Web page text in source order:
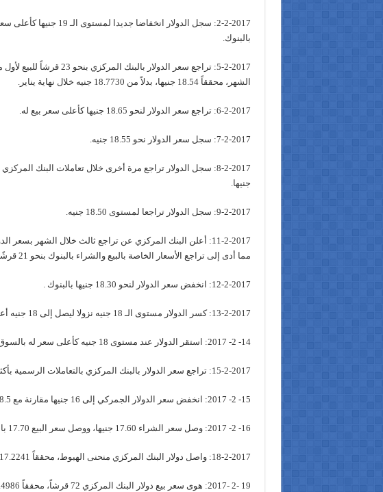
2-2-2017: سجل الدولار انخفاضا جديدا لمستوى الـ
بالبنوك.
5-2-2017: تراجع سعر الدولار بالبنك المركزي بنحو
الشهر، محققاً 18.54 جنيها، بدلاً من 18.7730 جنيه خلال نهاية يناير.
6-2-2017: تراجع سعر الدولار لنحو 18.65 جنيها كأعلى سعر بيع له.
7-2-2017: سجل سعر الدولار نحو 18.55 جنيه.
جنيها.
9-2-2017: سجل الدولار تراجعا لمستوى 18.50 جنيه.
مما أدى إلى تراجع الأسعار الخاصة بالبيع والشراء بالبنوك بنحو 21 قرشًا.
12-2-2017: انخفض سعر الدولار لنحو 18.30 جنيها بالبنوك .
13-2-2017: كسر الدولار مستوى الـ 18 جنيه نزولا ليصل إلى 18 جنيه أعلى سعر له بالبنوك.
14- 2- 2017: استقر الدولار عند مستوى 18 جنيه كأعلى سعر له بالسوق.
15-2-2017: تراجع سعر الدولار بالبنك المركزي بالتعاملات الرسمية بأكثر من 30 قرش ليسجل نحو 17.52 جنيها.
15- 2- 2017: انخفض سعر الدولار الجمركي إلى 16 جنيها مقارنة مع 18.5 جنيها ببدايه الشهر وحتى نهاية فبراير.
16- 2- 2017: وصل سعر الشراء 17.60 جنيها، ووصل سعر البيع 17.70 بالبنوك.
18-2-2017: واصل دولار البنك المركزي منحنى الهبوط، محققاً 17.2241 جنيه للشراء، و 17.3519 جنيه للبيع.
19 -2 -2017: هوى سعر بيع دولار البنك المركزي 72 قرشاً، محققاً 16.4986 جنيها.